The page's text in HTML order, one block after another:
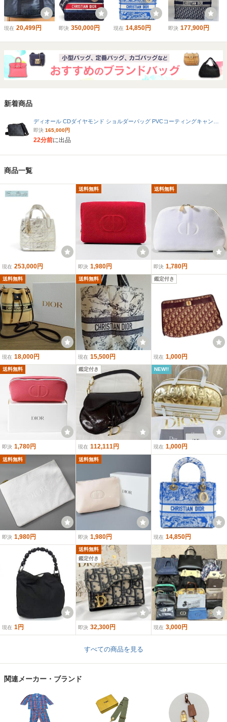
現在 20,499円 即決 350,000円 現在 14,850円 即決 177,900円
新着商品
即決 165,000円
22分前に出品
商品一覧
現在 253,000円
送料無料
即決 1,980円
送料無料
即決 1,780円
送料無料
現在 18,000円
送料無料
現在 15,500円
鑑定付き
現在 1,000円
送料無料
即決 1,780円
鑑定付き
現在 112,111円
NEW!!
現在 1,000円
送料無料
即決 1,980円
送料無料
即決 1,980円 現在 14,850円
現在 1円
送料無料
鑑定付き
即決 32,300円 現在 3,000円
すべての商品を見る
関連メーカー・ブランド